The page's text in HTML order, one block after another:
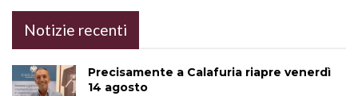
Notizie recenti
Precisamente a Calafuria riapre venerdì
14 agosto